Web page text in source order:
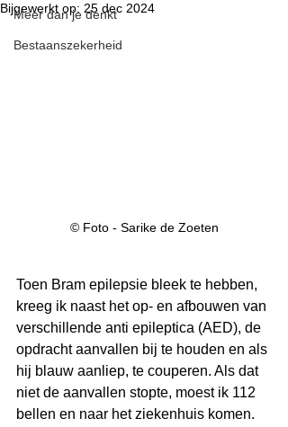
Meer dan je denkt
Bestaanszekerheid
Bijgewerkt op: 25 dec 2024
© Foto - Sarike de Zoeten
Toen Bram epilepsie bleek te hebben,
kreeg ik naast het op- en afbouwen van
verschillende anti epileptica (AED), de
opdracht aanvallen bij te houden en als
hij blauw aanliep, te couperen. Als dat
niet de aanvallen stopte, moest ik 112
bellen en naar het ziekenhuis komen.